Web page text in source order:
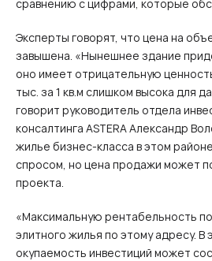
сравнению с цифрами, которые
Эксперты говорят, что цена на
завышена. «Нынешнее здание
оно имеет отрицательную
тыс. за 1 кв.м слишком высока для
говорит руководитель отдела
консалтинга ASTERA Александр
жилье бизнес-класса в этом
спросом, но цена продажи может
проекта.
«Максимальную рентабельность
элитного жилья по этому адресу. В
окупаемость инвестиций может